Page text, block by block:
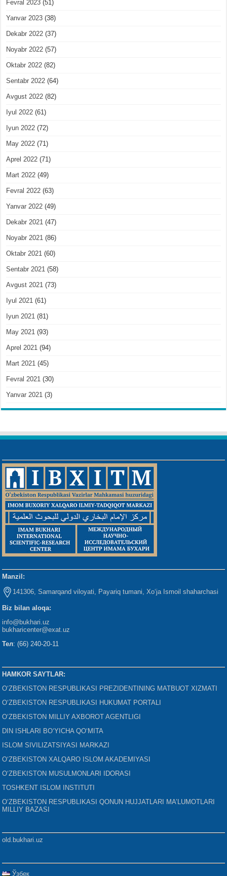
Fevral 2023 (51)
Yanvar 2023 (38)
Dekabr 2022 (37)
Noyabr 2022 (57)
Oktabr 2022 (82)
Sentabr 2022 (64)
Avgust 2022 (82)
Iyul 2022 (61)
Iyun 2022 (72)
May 2022 (71)
Aprel 2022 (71)
Mart 2022 (49)
Fevral 2022 (63)
Yanvar 2022 (49)
Dekabr 2021 (47)
Noyabr 2021 (86)
Oktabr 2021 (60)
Sentabr 2021 (58)
Avgust 2021 (73)
Iyul 2021 (61)
Iyun 2021 (81)
May 2021 (93)
Aprel 2021 (94)
Mart 2021 (45)
Fevral 2021 (30)
Yanvar 2021 (3)
Manzil:
141306, Samarqand viloyati, Payariq tumani, Xo‘ja Ismoil shaharchasi
Biz bilan aloqa:
info@bukhari.uz
bukharicenter@exat.uz
Тел: (66) 240-20-11
HAMKOR SAYTLAR:
O‘ZBEKISTON RESPUBLIKASI PREZIDENTINING MATBUOT XIZMATI
O‘ZBEKISTON RESPUBLIKASI HUKUMAT PORTALI
O‘ZBEKISTON MILLIY AXBOROT AGENTLIGI
DIN ISHLARI BO‘YICHA QO‘MITA
ISLOM SIVILIZATSIYASI MARKAZI
O‘ZBEKISTON XALQARO ISLOM AKADEMIYASI
O‘ZBEKISTON MUSULMONLARI IDORASI
TOSHKENT ISLOM INSTITUTI
O‘ZBEKISTON RESPUBLIKASI QONUN HUJJATLARI MA’LUMOTLARI
MILLIY BAZASI
old.bukhari.uz
Ўзбек